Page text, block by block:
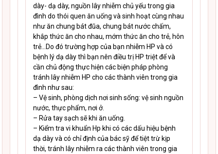
dày- dạ dày, nguồn lây nhiễm chủ yếu trong gia
đình do thói quen ăn uống và sinh hoạt cùng nhau
như ăn chung bát đũa, chung bát nước chấm,
khắp thức ăn cho nhau, mớm thức ăn cho trẻ, hôn
trẻ…Do đó trường hợp của bạn nhiễm HP và có
bệnh lý dạ dày thì bạn nên điều trị HP triệt để và
cần chủ động thực hiện các biện pháp phòng
tránh lây nhiễm HP cho các thành viên trong gia
đình như sau:
– Vệ sinh, phòng dịch nơi sinh sống: vệ sinh nguồn
nước, thực phẩm, nơi ở.
– Rửa tay sạch sẽ khi ăn uống.
– Kiểm tra vi khuẩn Hp khi có các dấu hiệu bệnh
dạ dày và có chỉ định của bác sỹ để tiệt trừ kịp
thời, tránh lây nhiễm ra các thành viên trong gia